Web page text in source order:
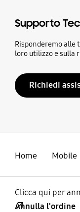
Supporto
Risponderemo alle
loro utilizzo e sulla
Richiedi
Home Mobile
Clicca qui per
Annulla l'ordine